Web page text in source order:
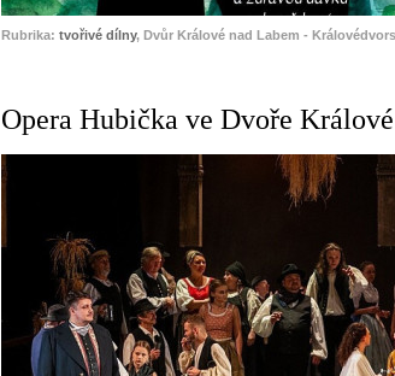
Rubrika: tvořivé dílny, Dvůr Králové nad Labem -
Opera Hubička ve Dvoře